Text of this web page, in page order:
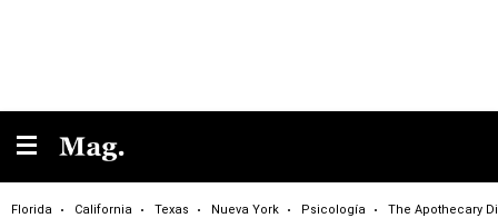
Florida California Texas Nueva York Psicología The Apothecary